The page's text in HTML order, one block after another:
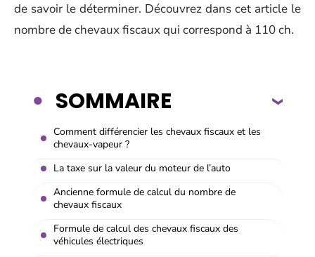
de savoir le déterminer. Découvrez dans cet article le
nombre de chevaux fiscaux qui correspond à 110 ch.
SOMMAIRE
Comment différencier les chevaux fiscaux et les
chevaux-vapeur ?
La taxe sur la valeur du moteur de l’auto
Ancienne formule de calcul du nombre de
chevaux fiscaux
Formule de calcul des chevaux fiscaux des
véhicules électriques